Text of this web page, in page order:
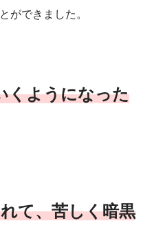
ができました。
くようになった
て、苦しく暗黒